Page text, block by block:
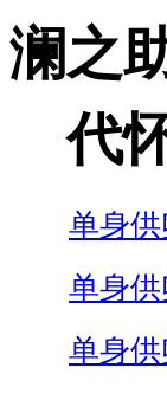
澜之
代
单身
单身
单身供